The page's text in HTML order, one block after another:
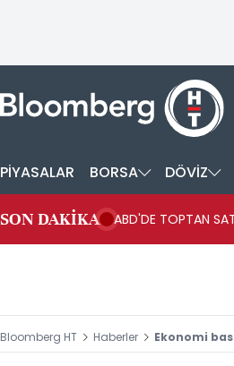
PİYASALAR BORSA DÖVİZ
SON DAKİKA ABD'DE TOPTAN
Bloomberg HT Haberler Ekonomi